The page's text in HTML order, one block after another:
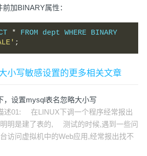
前加BINARY属性：
*
FROM dept WHERE BINARY
;
小写敏感设置的更多相关文章
，设置mysql表名忽略大小写
述01: 在LINUX下调一个程序经常报出
明是建了表的, 测试的时候,遇到一些问
访问虚拟机中的Web应用,经常报出找不